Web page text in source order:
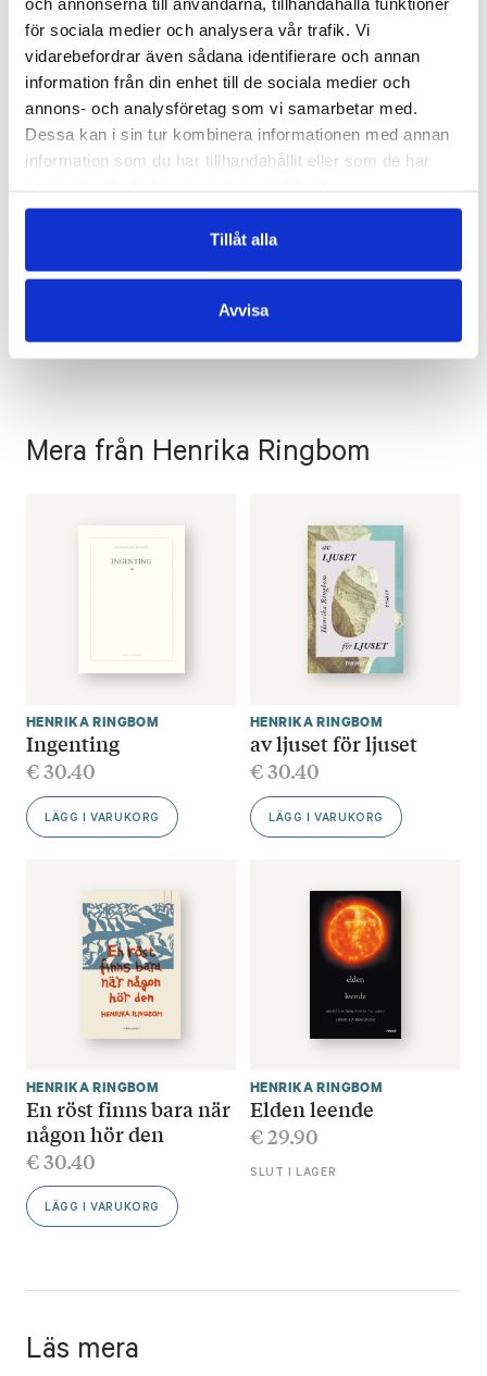
för sociala medier och analysera vår trafik. Vi
vidarebefordrar även sådana identifierare och annan
information från din enhet till de sociala medier och
annons- och analysföretag som vi samarbetar med.
Dessa kan i sin tur kombinera informationen med annan
information som du har tillhandahållit eller som de har
Tillåt alla
Avvisa
brutala våldet är dikternas starkaste grepp.
– BTJ, betyg 4/5
Henrika Ringbom förmår skriva trösterik poesi
–
Mera från Henrika Ringbom
HENRIKA RINGBOM
Ingenting
€30.40
LÄGG I VARUKORG
HENRIKA RINGBOM
av ljuset för ljuset
€30.40
LÄGG I VARUKORG
HENRIKA RINGBOM
En röst finns bara när
någon hör den
€30.40
LÄGG I VARUKORG
HENRIKA RINGBOM
Elden leende
€29.90
SLUT I LAGER
Läs mera